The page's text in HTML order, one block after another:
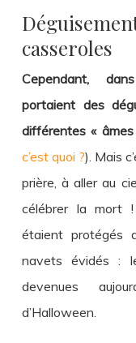
casseroles
Cependant,
portaient des
différentes «
c’est quoi ?). Mais
prière, à aller au
célébrer la mort
étaient protégés
navets évidés :
devenues
d’Halloween.